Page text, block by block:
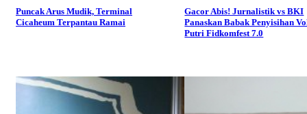
Puncak Arus Mudik, Terminal
Cicaheum Terpantau Ramai
Gacor Abis! Jurnalistik vs BKI
Panaskan Babak Penyisihan
Putri Fidkomfest 7.0